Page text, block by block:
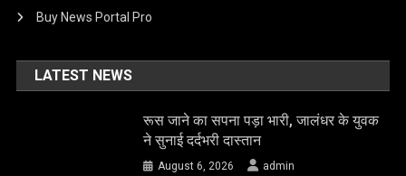
Buy News Portal Pro
LATEST NEWS
रूस जाने का सपना पड़ा भारी, जालंधर के युवक
ने सुनाई दर्दभरी दास्तान
August 6, 2026 admin